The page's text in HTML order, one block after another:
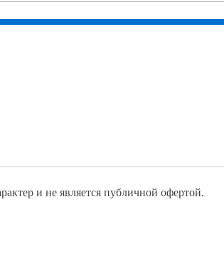
и не является публичной офертой.